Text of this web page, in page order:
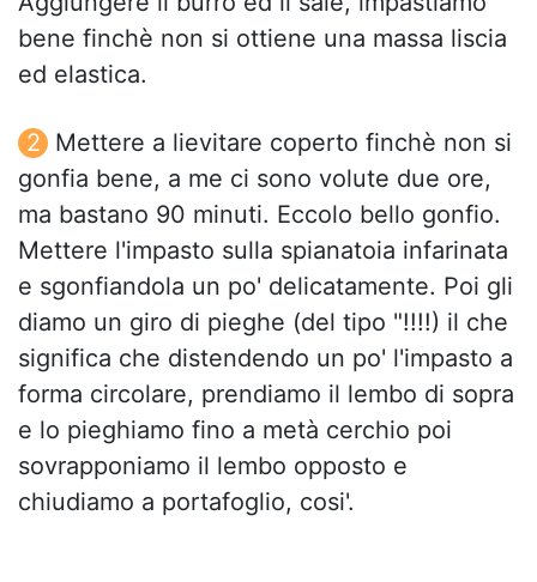
bene finchè non si ottiene una massa liscia
ed elastica.
Mettere a lievitare coperto finchè non si
gonfia bene, a me ci sono volute due ore,
ma bastano 90 minuti. Eccolo bello gonfio.
Mettere l'impasto sulla spianatoia infarinata
e sgonfiandola un po' delicatamente. Poi gli
diamo un giro di pieghe (del tipo "!!!!) il che
significa che distendendo un po' l'impasto a
forma circolare, prendiamo il lembo di sopra
e lo pieghiamo fino a metà cerchio poi
sovrapponiamo il lembo opposto e
chiudiamo a portafoglio, cosi'.